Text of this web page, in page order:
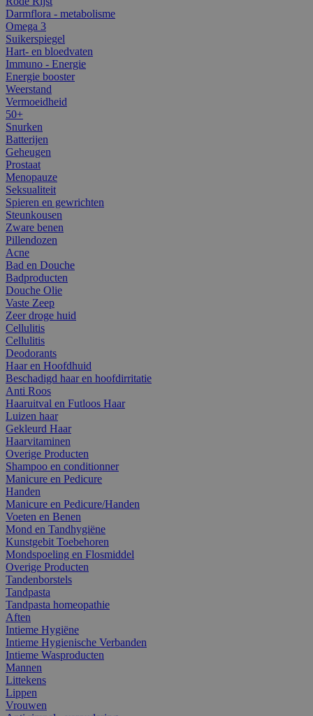
Darmflora - metabolisme
Omega 3
Suikerspiegel
Hart- en bloedvaten
Immuno - Energie
Energie booster
Weerstand
Vermoeidheid
50+
Snurken
Batterijen
Geheugen
Prostaat
Menopauze
Seksualiteit
Spieren en gewrichten
Steunkousen
Zware benen
Pillendozen
Acne
Bad en Douche
Badproducten
Douche Olie
Vaste Zeep
Zeer droge huid
Cellulitis
Cellulitis
Deodorants
Haar en Hoofdhuid
Beschadigd haar en hoofdirritatie
Anti Roos
Haaruitval en Futloos Haar
Luizen haar
Gekleurd Haar
Haarvitaminen
Overige Producten
Shampoo en conditionner
Manicure en Pedicure
Handen
Manicure en Pedicure/Handen
Voeten en Benen
Mond en Tandhygiëne
Kunstgebit Toebehoren
Mondspoeling en Flosmiddel
Overige Producten
Tandenborstels
Tandpasta
Tandpasta homeopathie
Aften
Intieme Hygiëne
Intieme Hygienische Verbanden
Intieme Wasproducten
Mannen
Littekens
Lippen
Vrouwen